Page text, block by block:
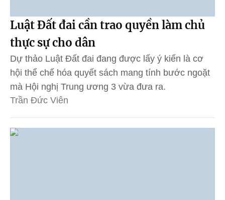
Luật Đất đai cần trao quyền làm chủ
thực sự cho dân
Dự thảo Luật Đất đai đang được lấy ý kiến là cơ
hội thể chế hóa quyết sách mang tính bước ngoặt
mà Hội nghị Trung ương 3 vừa đưa ra.
Trần Đức Viên